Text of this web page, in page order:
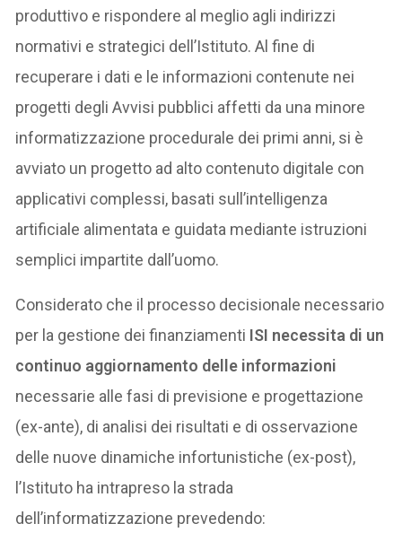
produttivo e rispondere al meglio agli indirizzi
normativi e strategici dell’Istituto. Al fine di
recuperare i dati e le informazioni contenute nei
progetti degli Avvisi pubblici affetti da una minore
informatizzazione procedurale dei primi anni, si è
avviato un progetto ad alto contenuto digitale con
applicativi complessi, basati sull’intelligenza
artificiale alimentata e guidata mediante istruzioni
semplici impartite dall’uomo.
Considerato che il processo decisionale necessario
per la gestione dei finanziamenti ISI necessita di un
continuo aggiornamento delle informazioni
necessarie alle fasi di previsione e progettazione
(ex-ante), di analisi dei risultati e di osservazione
delle nuove dinamiche infortunistiche (ex-post),
l’Istituto ha intrapreso la strada
dell’informatizzazione prevedendo: